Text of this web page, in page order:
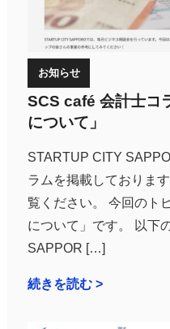
お知らせ
SCS café 会計士コ
について」
STARTUP CITY
ラムを掲載しておりま
覧ください。 今回のト
について」です。 以下
SAPPOR […]
続きを読む >